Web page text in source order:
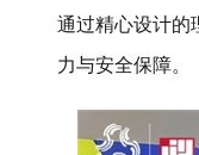
通过精心设计的
力与安全保障。